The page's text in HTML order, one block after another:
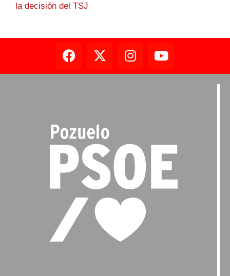
la decisión del TSJ